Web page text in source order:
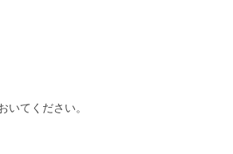
いてください。